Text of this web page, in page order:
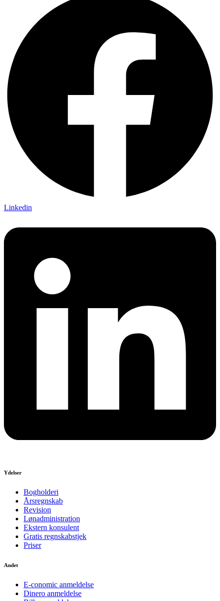
Linkedin
Ydelser
Bogholderi
Årsregnskab
Revision
Lønadministration
Ekstern konsulent
Gratis regnskabstjek
Priser
Andet
E-conomic anmeldelse
Dinero anmeldelse